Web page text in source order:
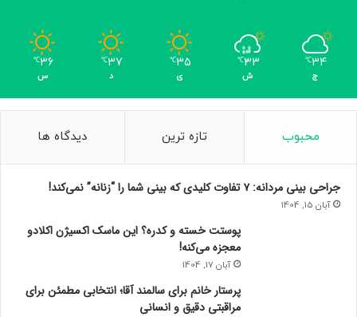
34
℃
ج
33
℃
ش
35
℃
ی
37
℃
د
36
℃
س
محبوب تازه ترین دیدگاه ها
جراحی بینی مردانه: ۷ تفاوت کلیدی که بینی شما را “زنانه” نمی‌کند!
آبان 15, 1404
پوستت خسته و کدره؟ این ماسک اکسیژن اکلادو
معجزه می‌کنه!
آبان 17, 1404
پرستار خانم برای سالمند آقا؛ انتخابی مطمئن برای
مراقبتی دقیق و انسانی